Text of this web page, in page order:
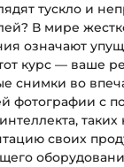
тускло и
В мире
означают
курс — ваше
снимки во
фотографии с
своих